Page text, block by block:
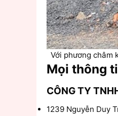
Với phương châm
Mọi thông
CÔNG TY
1239 Nguyễn Duy